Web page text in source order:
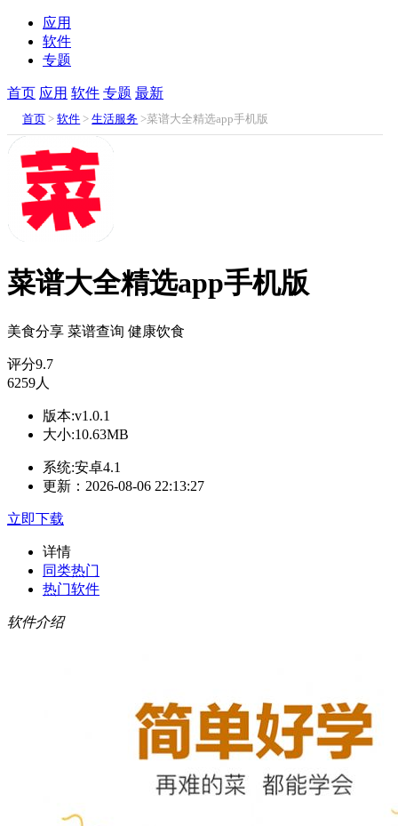
应用
软件
专题
首页 应用 软件 专题 最新
首页 >软件 >生活服务 >菜谱大全精选app手机版
菜谱大全精选app手机版
美食分享 菜谱查询 健康饮食
评分9.7
6259人
版本:v1.0.1
大小:10.63MB
系统:安卓4.1
更新：2026-08-06 22:13:27
立即下载
详情
同类热门
热门软件
软件介绍